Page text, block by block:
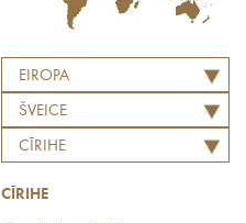
EIROPA
ŠVEICE
CĪRIHE
CĪRIHE